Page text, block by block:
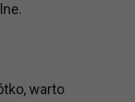
warto